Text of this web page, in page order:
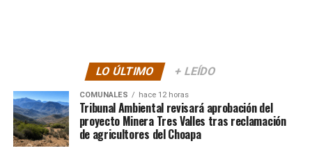
LO ÚLTIMO + LEÍDO
COMUNALES hace 12 horas
Tribunal Ambiental revisará aprobación del
proyecto Minera Tres Valles tras reclamación
de agricultores del Choapa